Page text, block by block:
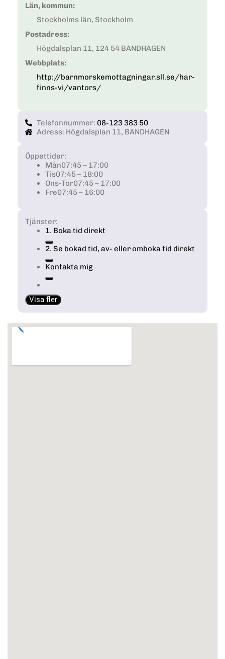
Län, kommun:
Stockholms län, Stockholm
Postadress:
Högdalsplan 11, 124 54 BANDHAGEN
Webbplats:
http://barnmorskemottagningar.sll.se/har-
finns-vi/vantors/
Telefonnummer: 08-123 383 50
Adress: Högdalsplan 11, BANDHAGEN
Öppettider:
Mån07:45 – 17:00
Tis07:45 – 18:00
Ons-Tor07:45 – 17:00
Fre07:45 – 16:00
Tjänster:
1. Boka tid direkt
2. Se bokad tid, av- eller omboka tid direkt
Kontakta mig
Visa fler